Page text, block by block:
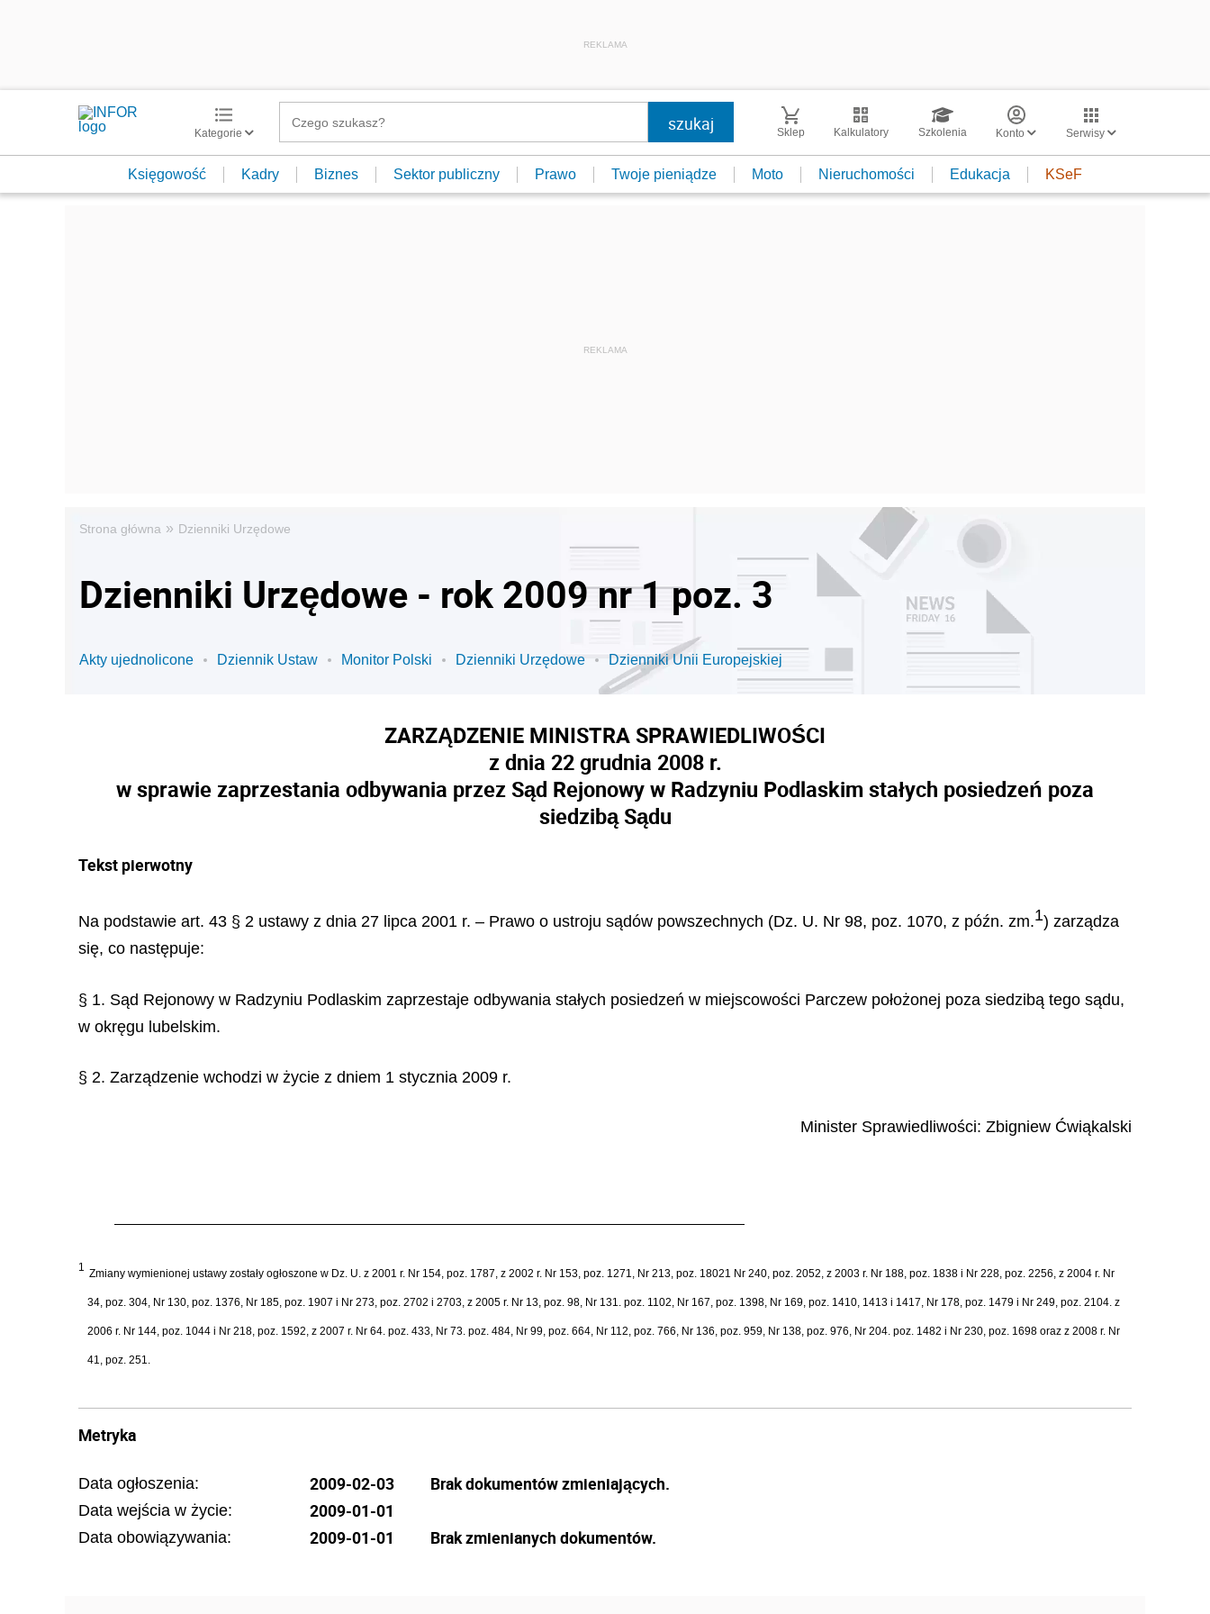
REKLAMA
Kategorie Sklep Kalkulatory Szkolenia Konto Serwisy
Księgowość Kadry Biznes Sektor publiczny Prawo Twoje pieniądze Moto Nieruchomości Edukacja KSeF
Strona główna » Dzienniki Urzędowe
Dzienniki Urzędowe - rok 2009 nr 1 poz. 3
Akty ujednolicone Dziennik Ustaw Monitor Polski Dzienniki Urzędowe Dzienniki Unii Europejskiej
ZARZĄDZENIE MINISTRA SPRAWIEDLIWOŚCI
z dnia 22 grudnia 2008 r.
w sprawie zaprzestania odbywania przez Sąd Rejonowy w Radzyniu Podlaskim stałych posiedzeń poza
siedzibą Sądu
Tekst pierwotny
Na podstawie art. 43 § 2 ustawy z dnia 27 lipca 2001 r. – Prawo o ustroju sądów powszechnych (Dz. U. Nr 98, poz. 1070, z późn. zm.1) zarządza
się, co następuje:
§ 1. Sąd Rejonowy w Radzyniu Podlaskim zaprzestaje odbywania stałych posiedzeń w miejscowości Parczew położonej poza siedzibą tego sądu,
w okręgu lubelskim.
§ 2. Zarządzenie wchodzi w życie z dniem 1 stycznia 2009 r.
Minister Sprawiedliwości: Zbigniew Ćwiąkalski
1 Zmiany wymienionej ustawy zostały ogłoszone w Dz. U. z 2001 r. Nr 154, poz. 1787, z 2002 r. Nr 153, poz. 1271, Nr 213, poz. 18021 Nr 240, poz. 2052, z 2003 r. Nr 188, poz. 1838 i Nr 228, poz. 2256, z 2004 r. Nr
34, poz. 304, Nr 130, poz. 1376, Nr 185, poz. 1907 i Nr 273, poz. 2702 i 2703, z 2005 r. Nr 13, poz. 98, Nr 131. poz. 1102, Nr 167, poz. 1398, Nr 169, poz. 1410, 1413 i 1417, Nr 178, poz. 1479 i Nr 249, poz. 2104. z
2006 r. Nr 144, poz. 1044 i Nr 218, poz. 1592, z 2007 r. Nr 64. poz. 433, Nr 73. poz. 484, Nr 99, poz. 664, Nr 112, poz. 766, Nr 136, poz. 959, Nr 138, poz. 976, Nr 204. poz. 1482 i Nr 230, poz. 1698 oraz z 2008 r. Nr
41, poz. 251.
Metryka
Data ogłoszenia: 2009-02-03
Data wejścia w życie: 2009-01-01
Data obowiązywania: 2009-01-01
Brak dokumentów zmieniających.
Brak zmienianych dokumentów.